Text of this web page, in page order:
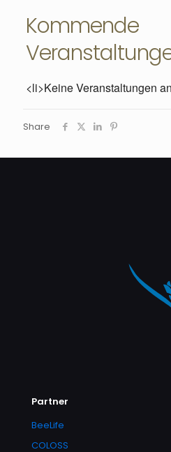
Kommende
<li>Keine Veranstaltungen
Share
Partner
BeeLife
COLOSS